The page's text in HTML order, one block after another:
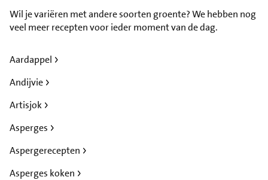
Wil je variëren met andere soorten groente? We hebben nog
veel meer recepten voor ieder moment van de dag.
Aardappel
Andijvie
Artisjok
Asperges
Aspergerecepten
Asperges koken